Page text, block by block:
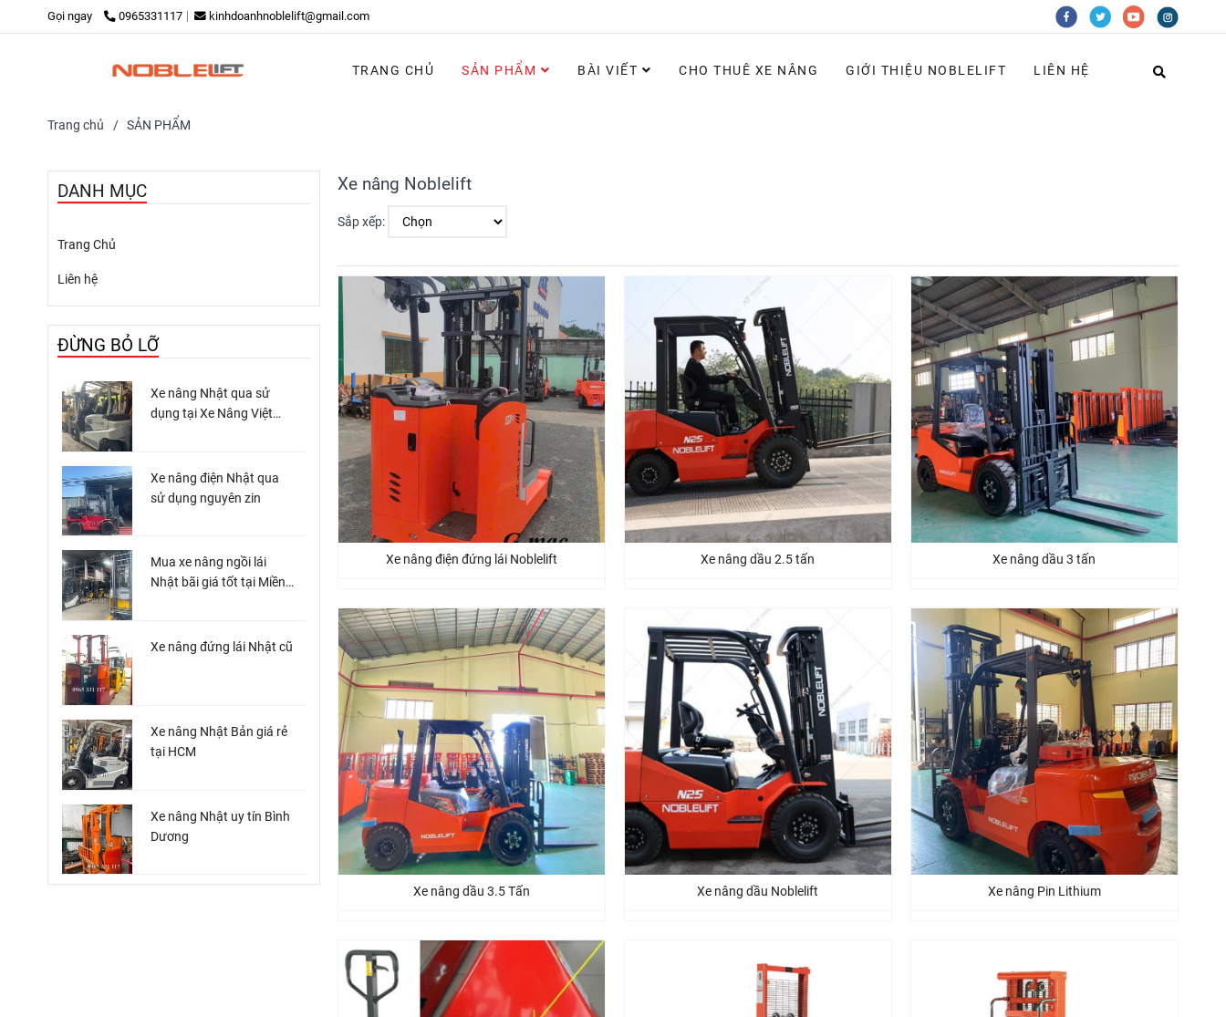
Gọi ngay 0965331117 kinhdoanhnoblelift@gmail.com
TRANG CHỦ SẢN PHẨM BÀI VIẾT CHO THUÊ XE NÂNG GIỚI THIỆU NOBLELIFT LIÊN HỆ
Trang chủ / SẢN PHẨM
Xe nâng Noblelift
Sắp xếp:
Xe nâng điện đứng lái Noblelift Xe nâng dầu 2.5 tấn Xe nâng dầu 3 tấn
Xe nâng dầu 3.5 Tấn Xe nâng dầu Noblelift Xe nâng Pin Lithium
DANH MỤC
Trang Chủ
Liên hệ
ĐỪNG BỎ LỠ
Xe nâng Nhật qua sử
dụng tại Xe Nâng Việt
Xe nâng điện Nhật qua
sử dụng nguyên zin
Mua xe nâng ngồi lái
Nhật bãi giá tốt tại Miền
Xe nâng đứng lái Nhật cũ
Xe nâng Nhật Bản giá rẻ
tại HCM
Xe nâng Nhật uy tín Bình
Dương